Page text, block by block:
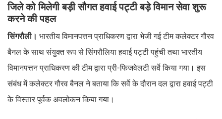
जिले को मिलेगी बड़ी सौगत हवाई पट्टी बड़े विमान सेवा शुरू
करने की पहल
सिंगरौली। भारतीय विमानपत्तन प्राधिकरण द्वारा भेजी गई टीम कलेक्टर गौरव
बैनल के साथ संयुक्त रूप से सिंगरौलिया हवाई पट्टी पहुंची तथा भारतीय
विमानपत्तन प्राधिकरण की टीम द्वारा प्री-फिजवेलटी सर्वे किया गया। इस
संबंध में कलेक्टर गौरव बैनल ने बताया कि सर्वे के दौरान दल द्वारा हवाई पट्टी
के विस्तार पूर्वक अवलोकन किया गया।